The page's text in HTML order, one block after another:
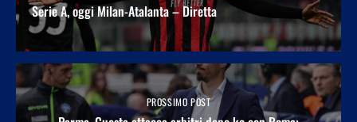
Serie A, oggi Milan-Atalanta – Diretta
PROSSIMO POST